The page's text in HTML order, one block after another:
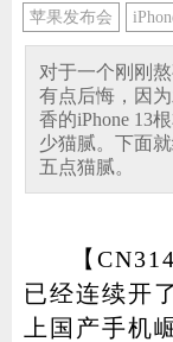
导购
图赏
家电
苹果发布会
对于一个刚刚
有点后悔，因
香的iPhone 13
少猫腻。下面
五点猫腻。
【
已经连续开
上国产手机